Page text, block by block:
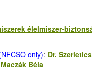
élelmiszer-
only): Dr.
Maczák Béla